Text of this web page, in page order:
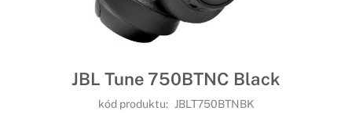
JBL Tune 750BTNC Black
kód produktu: JBLT750BTNBK